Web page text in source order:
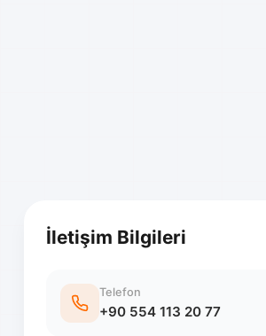
İletişim Bilgileri
Telefon
+90 554 113 20 77